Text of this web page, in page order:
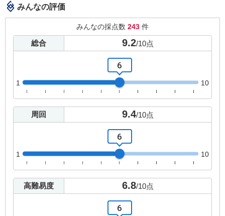
みんなの評価
みんなの採点数 243 件
総合 9.2/10点
1
6
10
周回 9.4/10点
1
6
10
高難易度 6.8/10点
6